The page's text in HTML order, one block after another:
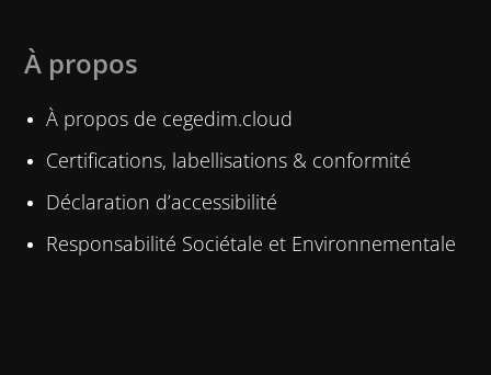
À propos
À propos de cegedim.cloud
Certifications, labellisations & conformité
Déclaration d’accessibilité
Responsabilité Sociétale et Environnementale